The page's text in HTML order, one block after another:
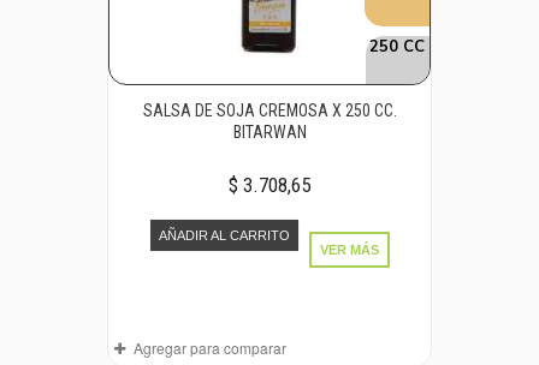
250 CC
SALSA DE SOJA CREMOSA X 250 CC.
BITARWAN
$ 3.708,65
AÑADIR AL CARRITO
VER MÁS
Agregar para comparar